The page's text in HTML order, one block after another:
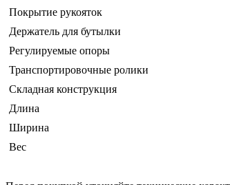
Покрытие рукояток
Держатель для бутылки
Регулируемые опоры
Транспортировочные ролики
Складная конструкция
Длина
Ширина
Вес